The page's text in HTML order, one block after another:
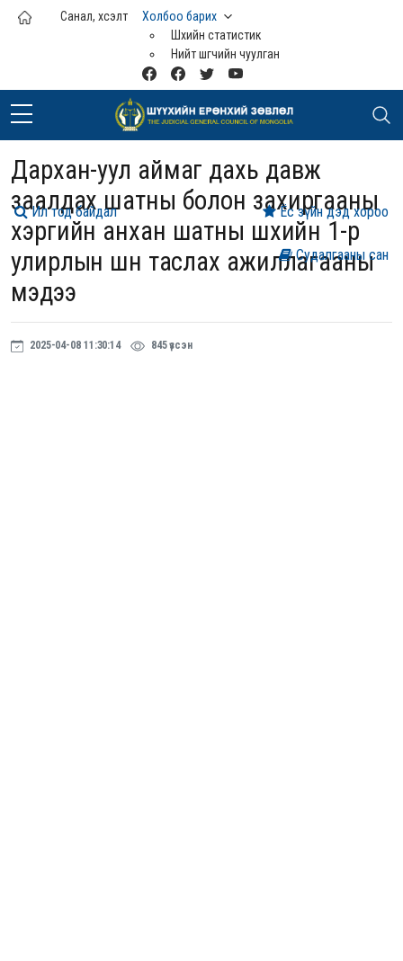
Үндсэн агуулга руу шилжих
Санал, хүсэлт
Холбоо барих
Шүүхийн статистик
Нийт шүүгчийн чуулган
Дархан-уул аймаг дахь давж
заалдах шатны болон захиргааны
хэргийн анхан шатны шүүхийн 1-р
улирлын шүүн таслах ажиллагааны
мэдээ
2025-04-08 11:30:14 845 үзсэн
Судалгааны сан
Ёс зүйн дэд хороо
Ил тод байдал